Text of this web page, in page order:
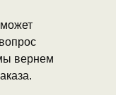
вернем